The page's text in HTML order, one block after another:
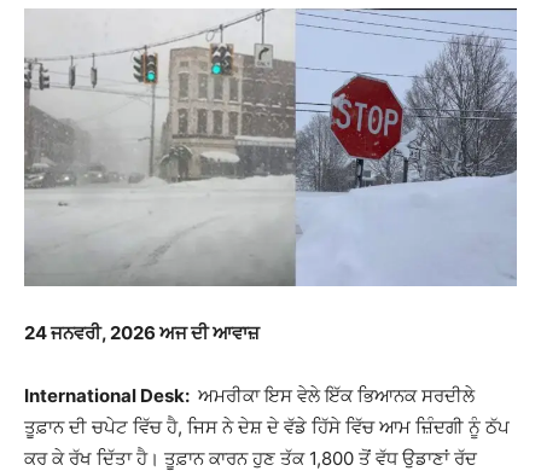
24 ਜਨਵਰੀ, 2026 ਅਜ ਦੀ ਆਵਾਜ਼
International Desk: ਅਮਰੀਕਾ ਇਸ ਵੇਲੇ ਇੱਕ ਭਿਆਨਕ ਸਰਦੀਲੇ
ਤੂਫ਼ਾਨ ਦੀ ਚਪੇਟ ਵਿੱਚ ਹੈ, ਜਿਸ ਨੇ ਦੇਸ਼ ਦੇ ਵੱਡੇ ਹਿੱਸੇ ਵਿੱਚ ਆਮ ਜ਼ਿੰਦਗੀ ਨੂੰ ਠੱਪ
ਕਰ ਕੇ ਰੱਖ ਦਿੱਤਾ ਹੈ। ਤੂਫ਼ਾਨ ਕਾਰਨ ਹੁਣ ਤੱਕ 1,800 ਤੋਂ ਵੱਧ ਉਡਾਣਾਂ ਰੱਦ